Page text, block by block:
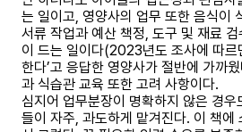
는 일이고, 영양사의 업무 또한 음식이
서류 작업과 예산 책정, 도구 및 재료
이 드는 일이다(2023년도 조사에 따르
한다’고 응답한 영양사가 절반에 가까
과 식습관 교육 또한 고려 사항이다.
심지어 업무분장이 명확하지 않은 경
들이 자주, 과도하게 맡겨진다. 이 책에